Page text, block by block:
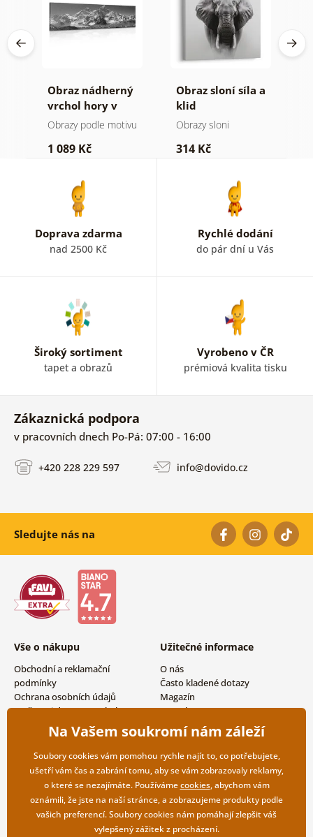
Obraz nádherný
vrchol hory v
černobílém
Obrazy podle motivu
1 089 Kč
Obraz sloní síla a
klid
Obrazy sloni
314 Kč
Doprava zdarma
nad 2500 Kč
Rychlé dodání
do pár dní u Vás
Široký sortiment
tapet a obrazů
Vyrobeno v ČR
prémiová kvalita tisku
Zákaznická podpora
v pracovních dnech Po-Pá: 07:00 - 16:00
+420 228 229 597 info@dovido.cz
Sledujte nás na
Vše o nákupu
Obchodní a reklamační
podmínky
Ochrana osobních údajů
Možnosti dopravy a platby
Vrácení zboží
Užitečné informace
O nás
Často kladené dotazy
Magazín
Kontakty
Velkoobchodní spolupráce
Na Vašem soukromí nám záleží
Soubory cookies vám pomohou rychle najít to, co potřebujete,
ušetří vám čas a zabrání tomu, aby se vám zobrazovaly reklamy,
o které se nezajímáte. Používámecookies, abychom vám
oznámili, že jste na naší stránce, a zobrazujeme produkty podle
vašich preferencí. Soubory cookies nám pomáhají zlepšit váš
vylepšený zážitek z procházení.